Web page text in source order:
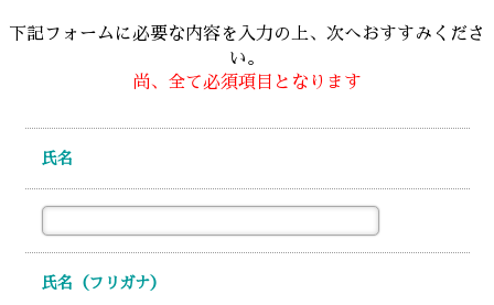
下記フォームに必要な内容を入力の上、次へおすすみくださ
い。
尚、全て必須項目となります
氏名
氏名（フリガナ）